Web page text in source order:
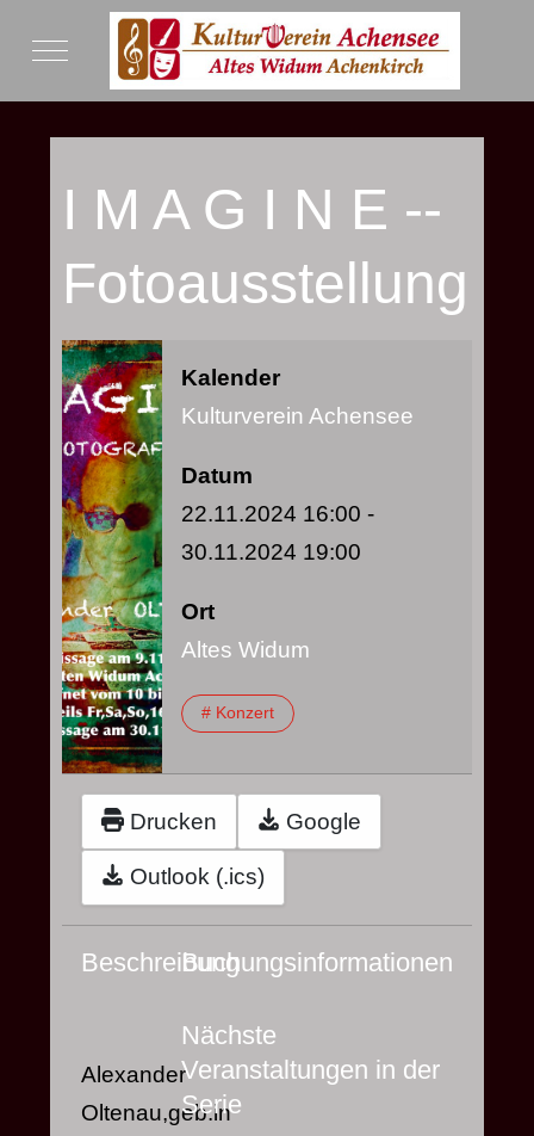
Mobile Menu Toggle
I M A G I N E --
Fotoausstellung
Kalender
Kulturverein Achensee
Datum
22.11.2024 16:00 -
30.11.2024 19:00
Ort
Altes Widum
# Konzert
Drucken Google
Outlook (.ics)
Beschreibung
Alexander
Oltenau,geb.in
Buchungsinformationen
Nächste
Veranstaltungen in der
Serie